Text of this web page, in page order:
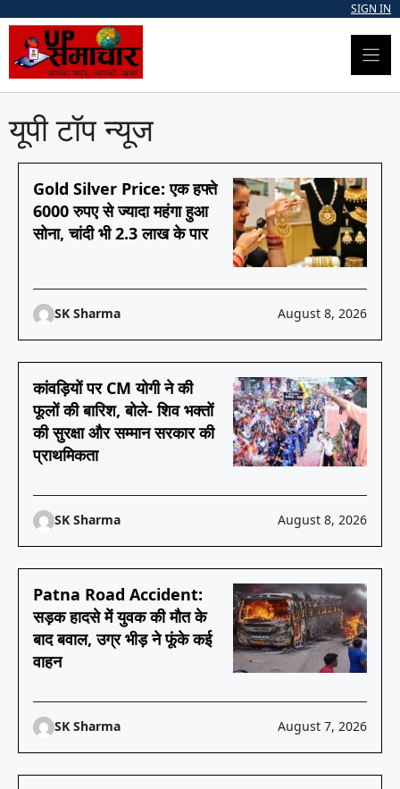
content
SIGN IN
यूपी टॉप न्यूज
Gold Silver Price: एक हफ्ते
6000 रुपए से ज्यादा महंगा हुआ
सोना, चांदी भी 2.3 लाख के पार
SK Sharma August 8, 2026
कांवड़ियों पर CM योगी ने की
फूलों की बारिश, बोले- शिव भक्तों
की सुरक्षा और सम्मान सरकार की
प्राथमिकता
SK Sharma August 8, 2026
Patna Road Accident:
सड़क हादसे में युवक की मौत के
बाद बवाल, उग्र भीड़ ने फूंके कई
वाहन
SK Sharma August 7, 2026